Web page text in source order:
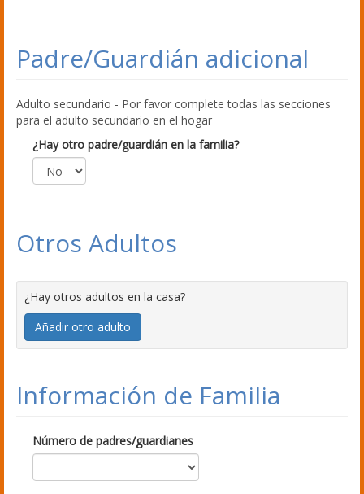
Padre/Guardián adicional
Adulto secundario - Por favor complete todas las secciones
para el adulto secundario en el hogar
¿Hay otro padre/guardián en la familia?
Otros Adultos
¿Hay otros adultos en la casa?
Añadir otro adulto
Información de Familia
Número de padres/guardianes